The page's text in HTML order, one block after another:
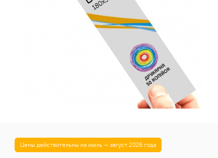
Цены действительны на июль — август 2026 года